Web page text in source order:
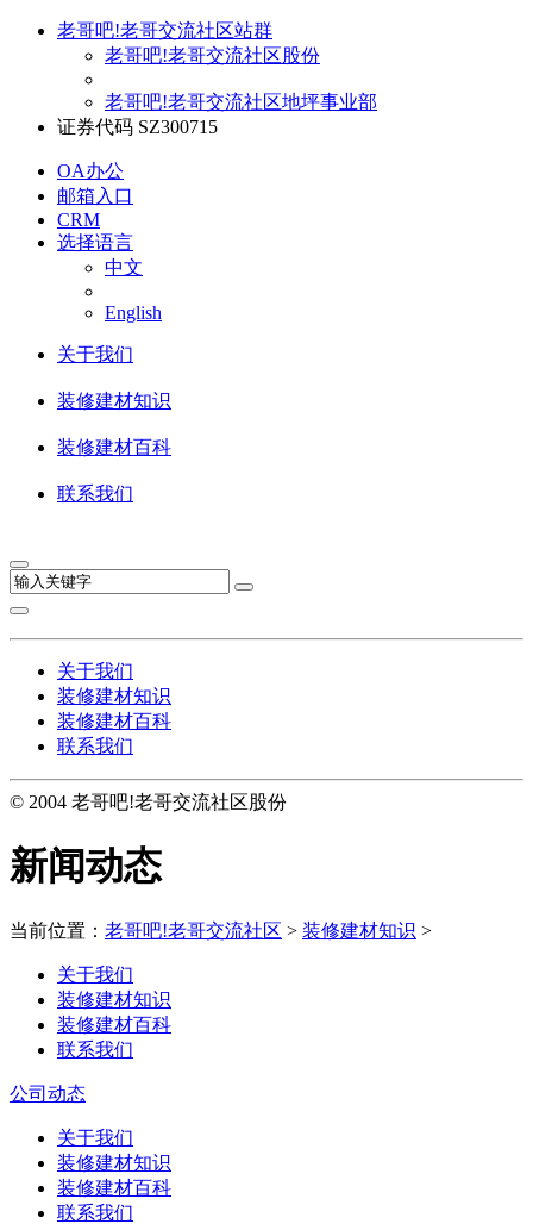
老哥吧!老哥交流社区站群
老哥吧!老哥交流社区股份
老哥吧!老哥交流社区地坪事业部
证券代码 SZ300715
OA办公
邮箱入口
CRM
选择语言
中文
English
关于我们
装修建材知识
装修建材百科
联系我们
关于我们
装修建材知识
装修建材百科
联系我们
© 2004 老哥吧!老哥交流社区股份
新闻动态
当前位置： 老哥吧!老哥交流社区 > 装修建材知识 >
关于我们
装修建材知识
装修建材百科
联系我们
公司动态
关于我们
装修建材知识
装修建材百科
联系我们